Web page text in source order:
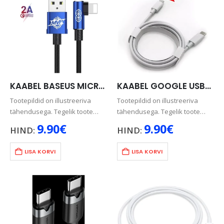
KAABEL BASEUS MICRO USB NURGAGA, 1.5A, 1M, SININE
Tootepildid on illustreeriva
tähendusega. Tegelik toote
olevast.
HIND: 9.90€
LISA KORVI
KAABEL GOOGLE USB-C – USB-C 18W ORIG.
Tootepildid on illustreeriva
tähendusega. Tegelik toote
olevast.
HIND: 9.90€
LISA KORVI